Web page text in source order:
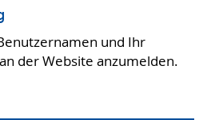
und Ihr
der Website anzumelden.